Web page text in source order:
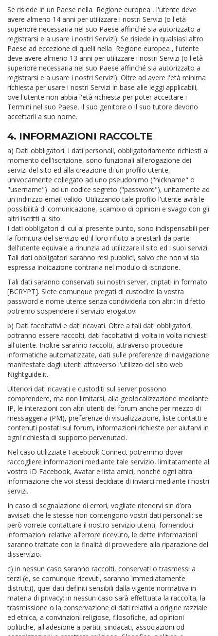
Se risiede in un Paese nella Regione europea , l'utente deve
avere almeno 14 anni per utilizzare i nostri Servizi (o l'età
superiore necessaria nel suo Paese affinché sia autorizzato a
registrarsi e a usare i nostri Servizi). Se risiede in qualsiasi altro
Paese ad eccezione di quelli nella Regione europea , l'utente
deve avere almeno 13 anni per utilizzare i nostri Servizi (o l'età
superiore necessaria nel suo Paese affinché sia autorizzato a
registrarsi e a usare i nostri Servizi). Oltre ad avere l'età minima
richiesta per usare i nostri Servizi in base alle leggi applicabili,
ove l'utente non abbia l'età richiesta per poter accettare i
Termini nel suo Paese, il suo genitore o il suo tutore devono
accettarli a suo nome.
4. INFORMAZIONI RACCOLTE
a) Dati obbligatori. I dati personali, obbligatoriamente richiesti al
momento dell'iscrizione, sono funzionali all'erogazione dei
servizi del sito ed alla creazione di un profilo utente,
univocamente collegato ad uno pseudonimo ("nickname" o
"username") ad un codice segreto ("password"), unitamente ad
un indirizzo email valido. Utilizzando tale profilo l'utente avrà le
possibilità di comunicazione, scambio di opinioni e svago con gli
altri iscritti al sito.
I dati obbligatori di cui al presente punto, sono indispensabili per
la fornitura del servizio ed il loro rifiuto a prestarli da parte
dell'utente equivale a rinunzia ad utilizzare il sito ed i suoi servizi.
Tali dati obbligatori saranno resi pubblici, salvo che non vi sia
espressa indicazione contraria nel modulo di iscrizione.
Tali dati saranno conservati sui nostri server, criptati in formato
[BCRYPT]. Siete comunque pregati di custodire la vostra
password e nome utente senza condividerla con altri: in difetto
potremo sospendere il servizio erogatovi
b) Dati facoltativi e dati ricavati. Oltre a tali dati obbligatori,
potranno essere raccolti, dati facoltativi di volta in volta richiesti
all'utente. Inoltre saranno raccolti, attraverso procedure
informatiche automatizzate, dati sulle preferenze di navigazione
manifestate dagli utenti attraverso l'utilizzo del sito web
Nightguide.it.
Ulteriori dati ricavati e custoditi sul server possono
comprendere, ma non limitarsi, alla geolocalizzazione mediante
IP, le interazioni con altri utenti del forum anche per mezzo di
messaggeria (PM), preferenze di visualizzazione, liste contatti e
contenuti postati sul forum, informazioni richieste per aiutarvi in
ogni richiesta di supporto pervenutaci.
Nel caso utilizziate Facebook Connect potremmo dover
raccogliere informazioni mediante tale servizio, limitatamente al
vostro ID Facebook, Avatar e lista amici, nonché ogni altra
informazione che voi stessi decidiate di inviarci mediante i nostri
servizi.
In caso di segnalazione di errori, vogliate ritenervi sin d’ora
avvisati che le stesse non contengono vostri dati personali: se
però vorrete contattare il nostro servizio utenti, fornendoci
informazioni relative all’errore ricevuto, le dette informazioni
saranno trattate con la finalità di provvedere alla riparazione del
disservizio.
c) in nessun caso saranno raccolti, conservati o trasmessi a
terzi (e, se comunque ricevuti, saranno immediatamente
distrutti), quei dati definiti sensibili dalla vigente normativa in
materia di privacy; in nessun caso sarà effettuata la raccolta, la
trasmissione o la conservazione di dati relativi a origine razziale
ed etnica, a convinzioni religiose, filosofiche, ad opinioni
politiche, all'adesione a partiti, sindacati, associazioni od